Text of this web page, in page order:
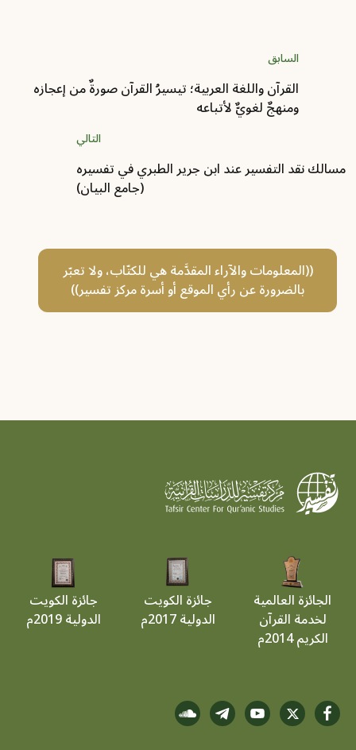
السابق
القرآن واللغة العربية؛ تيسيرُ القرآن صورةٌ من إعجازه
ومنهجٌ لغويٌّ لأتباعه
التالي
مسالك نقد التفسير عند ابن جرير الطبري في تفسيره
(جامع البيان)
((المعلومات والآراء المقدَّمة هي للكتّاب، ولا تعبّر
بالضرورة عن رأي الموقع أو أسرة مركز تفسير))
الجائزة العالمية
لخدمة القرآن
الكريم 2014م
جائزة الكويت
الدولية 2017م
جائزة الكويت
الدولية 2019م